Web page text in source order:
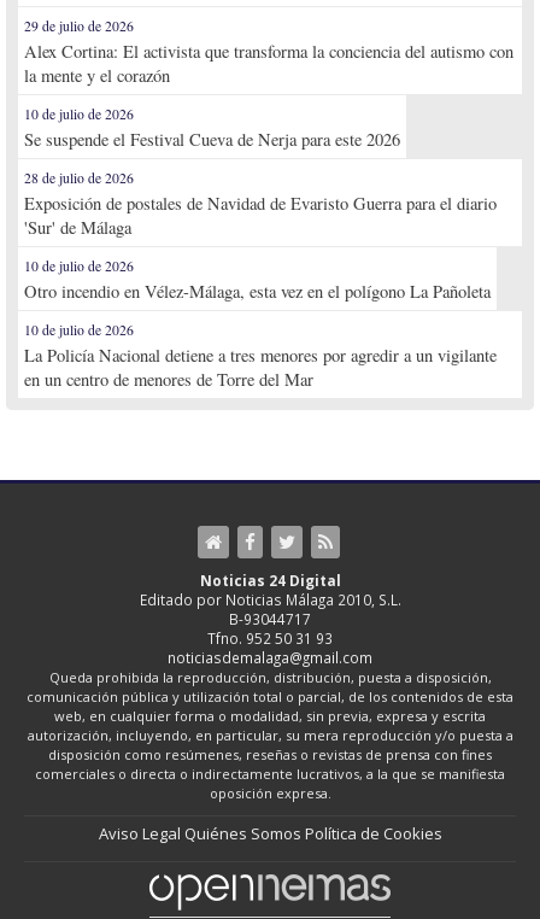
29 de julio de 2026
Alex Cortina: El activista que transforma la conciencia del autismo con
la mente y el corazón
10 de julio de 2026
Se suspende el Festival Cueva de Nerja para este 2026
28 de julio de 2026
Exposición de postales de Navidad de Evaristo Guerra para el diario
'Sur' de Málaga
10 de julio de 2026
Otro incendio en Vélez-Málaga, esta vez en el polígono La Pañoleta
10 de julio de 2026
La Policía Nacional detiene a tres menores por agredir a un vigilante
en un centro de menores de Torre del Mar
Noticias 24 Digital
Editado por Noticias Málaga 2010, S.L.
B-93044717
Tfno. 952 50 31 93
noticiasdemalaga@gmail.com
Queda prohibida la reproducción, distribución, puesta a disposición,
comunicación pública y utilización total o parcial, de los contenidos de esta
web, en cualquier forma o modalidad, sin previa, expresa y escrita
autorización, incluyendo, en particular, su mera reproducción y/o puesta a
disposición como resúmenes, reseñas o revistas de prensa con fines
comerciales o directa o indirectamente lucrativos, a la que se manifiesta
oposición expresa.
Aviso Legal Quiénes Somos Política de Cookies